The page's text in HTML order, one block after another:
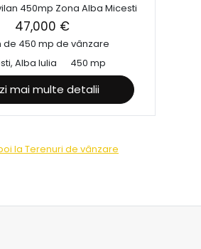
450mp Zona Alba Micesti
47,000 €
de 450 mp de vânzare
Alba Iulia
450 mp
mai multe detalii
la Terenuri de vânzare